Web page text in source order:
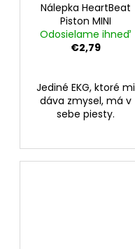
Nálepka HeartBeat
Piston MINI
Odosielame ihneď
€2,79
Jediné EKG, ktoré mi
dáva zmysel, má v
sebe piesty.